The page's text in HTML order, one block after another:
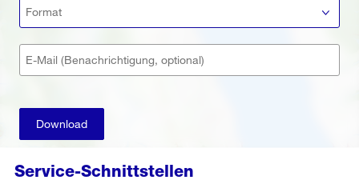
Format
E-Mail (Benachrichtigung, optional)
Download
Service-Schnittstellen